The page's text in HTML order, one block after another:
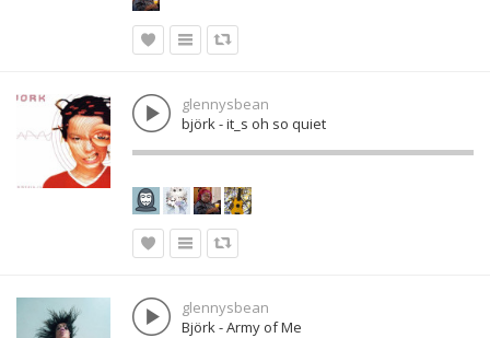
glennysbean
björk - it_s oh so quiet
glennysbean
Björk - Army of Me